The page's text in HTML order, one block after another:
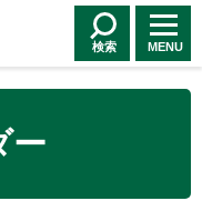
検索 MENU
ー